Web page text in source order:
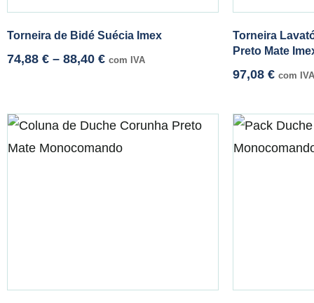
Torneira de Bidé Suécia Imex
74,88 € – 88,40 € com IVA
Torneira
Preto Mate
97,08 € com IVA